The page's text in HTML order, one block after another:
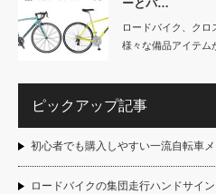
ーとパ…
ロードバイク、クロ
様々な備品アイテム
ピックアップ記事
初心者でも購入しやすい一流自転車
ロードバイクの集団走行ハンドサイ